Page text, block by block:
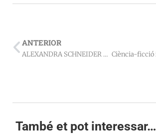
ANTERIOR
ALEXANDRA SCHNEIDER UND IHR CASIOTONE (2018) – Joan Miquel Oliver
També et pot interessar…